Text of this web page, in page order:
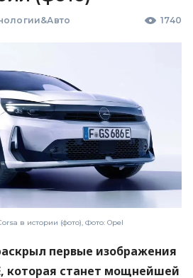
1740
в истории (фото), Фото: Opel
первые изображения
которая станет мощнейшей